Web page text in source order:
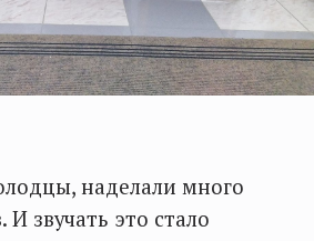
наделали много
звучать это стало